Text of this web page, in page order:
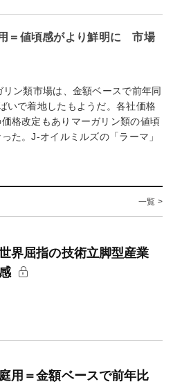
＝値頃感がより鮮明に 市場
ン類市場は、金額ベースで前年同
いで着地したもようだ。各社価格
格改定もありマーガリン類の値頃
た。J-オイルミルズの「ラーマ」
一覧 >
界屈指の技術立脚型産業
用＝金額ベースで前年比